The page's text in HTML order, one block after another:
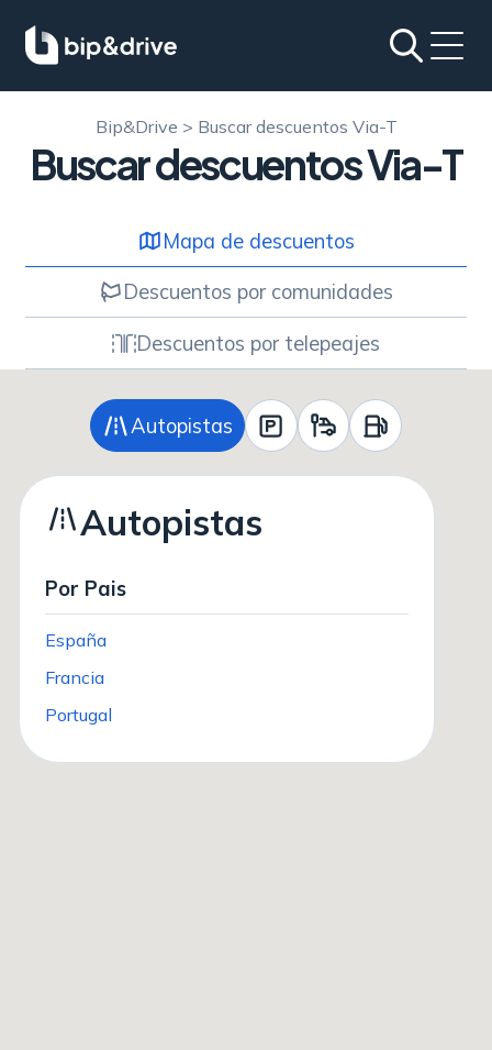
Bip&Drive > Buscar descuentos Via-T
Buscar descuentos Via-T
Mapa de descuentos
Descuentos por comunidades
Descuentos por telepeajes
Autopistas
Autopistas
Por Pais
España
Francia
Portugal